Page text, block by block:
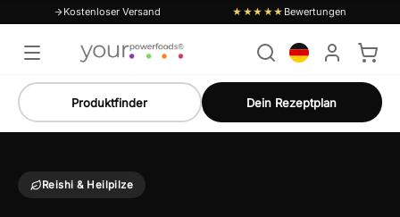
Kostenloser Versand ★★★★★ Bewertungen
Produktfinder Dein Rezeptplan
Reishi & Heilpilze